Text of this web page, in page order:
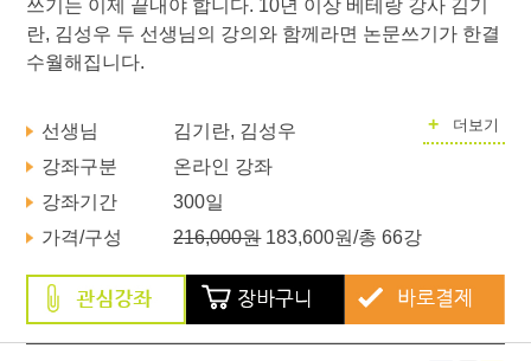
쓰기는 이제 끝내야 합니다. 10년 이상 베테랑 강사 김기
란, 김성우 두 선생님의 강의와 함께라면 논문쓰기가 한결
수월해집니다.
선생님 + 더보기
김기란, 김성우
강좌구분
온라인 강좌
강좌기간
300일
가격/구성
216,000원183,600원/총 66강